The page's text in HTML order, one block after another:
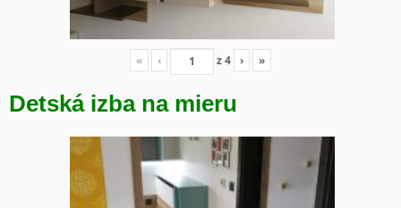
« ‹ z4 › »
Detská izba na mieru